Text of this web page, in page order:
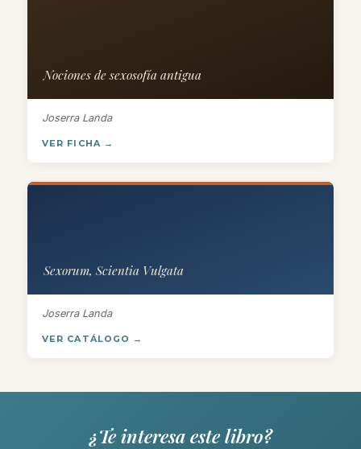
Nociones de sexosofía antigua
Joserra Landa
VER FICHA →
Sexorum, Scientia Vulgata
Joserra Landa
VER CATÁLOGO →
¿Te interesa este libro?